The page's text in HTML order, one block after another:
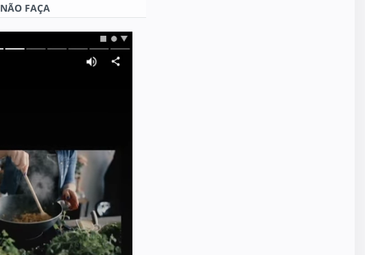
NÃO FAÇA